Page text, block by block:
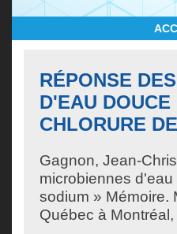
RÉPONSE
D'EAU
CHLORURE
Gagnon, Jean-
microbiennes
sodium » Mémoire.
Québec à